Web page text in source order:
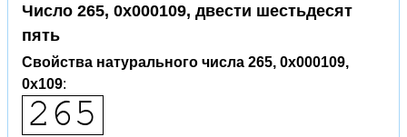
Число 265, 0x000109, двести шестьдесят
пять
Свойства натурального числа 265, 0x000109,
0x109: